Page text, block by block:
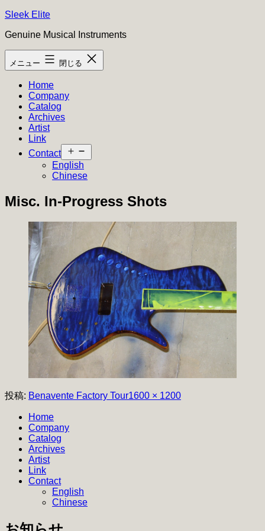
コ
テ
ン
ツ
Sleek Elite
Genuine Musical Instruments
メニュー 閉じる
Home
Company
Catalog
Archives
Artist
Link
Contact
ニ
ー
開
English
Chinese
Misc. In-Progress Shots
投稿: Benavente Factory Tourフ
1600 × 1200
Home
Company
Catalog
Archives
Artist
Link
Contact
English
Chinese